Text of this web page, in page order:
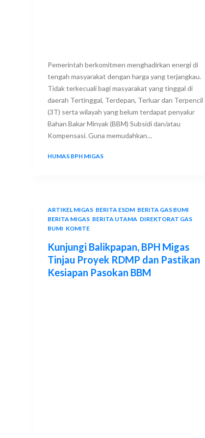
Pemerintah berkomitmen menghadirkan energi di
tengah masyarakat dengan harga yang terjangkau.
Tidak terkecuali bagi masyarakat yang tinggal di
daerah Tertinggal, Terdepan, Terluar dan Terpencil
(3T) serta wilayah yang belum terdapat penyalur
Bahan Bakar Minyak (BBM) Subsidi dan/atau
Kompensasi. Guna memudahkan…
HUMAS BPH MIGAS
ARTIKEL MIGAS BERITA ESDM BERITA GAS BUMI
BERITA MIGAS BERITA UTAMA DIREKTORAT GAS
BUMI KOMITE
Kunjungi Balikpapan, BPH Migas
Tinjau Proyek RDMP dan Pastikan
Kesiapan Pasokan BBM